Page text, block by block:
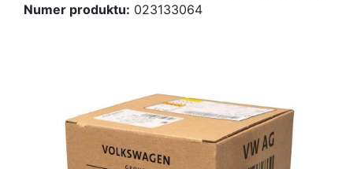
Numer produktu: 023133064